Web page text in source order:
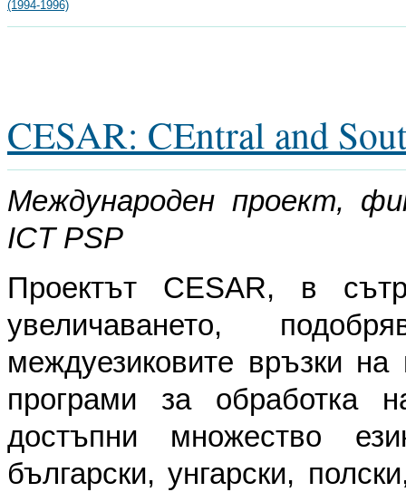
(1994-1996)
CESAR: CEntral and
Международен проект,
ICT PSP
Проектът CESAR, в
увеличаването,
междуезиковите връзки
програми за обработка
достъпни множество
български, унгарски,